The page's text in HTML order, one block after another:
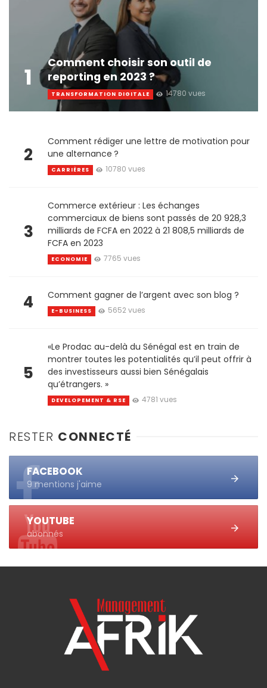
1
Comment choisir son outil de
reporting en 2023 ?
TRANSFORMATION DIGITALE 14780 vues
2
Comment rédiger une lettre de motivation pour
une alternance ?
CARRIÈRES 10780 vues
3
Commerce extérieur : Les échanges
commerciaux de biens sont passés de 20 928,3
milliards de FCFA en 2022 à 21 808,5 milliards de
FCFA en 2023
ECONOMIE 7765 vues
4 Comment gagner de l’argent avec son blog ?
E-BUSINESS 5652 vues
5
«Le Prodac au-delà du Sénégal est en train de
montrer toutes les potentialités qu’il peut offrir à
des investisseurs aussi bien Sénégalais
qu’étrangers. »
DEVELOPEMENT & RSE 4781 vues
RESTER CONNECTÉ
FACEBOOK
9 mentions j'aime
YOUTUBE
abonnés